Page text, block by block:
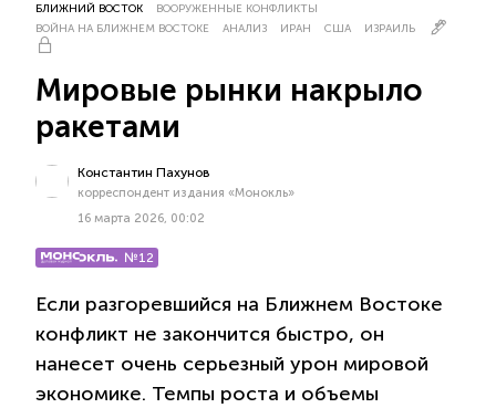
БЛИЖНИЙ ВОСТОК
ВООРУЖЕННЫЕ КОНФЛИКТЫ
ВОЙНА НА БЛИЖНЕМ ВОСТОКЕ
АНАЛИЗ ИРАН США ИЗРАИЛЬ
Мировые рынки накрыло
ракетами
Константин Пахунов
корреспондент издания «Монокль»
16 марта 2026, 00:02
№12
Если разгоревшийся на Ближнем Востоке
конфликт не закончится быстро, он
нанесет очень серьезный урон мировой
экономике. Темпы роста и объемы